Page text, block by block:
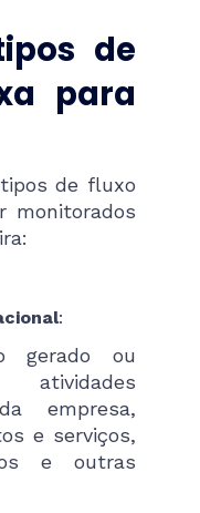
de
para
de fluxo
monitorados
:
gerado ou
empresa,
e serviços,
e outras